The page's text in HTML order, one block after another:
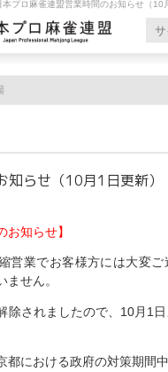
本プロ麻雀連盟営業時間のお知らせ（
知らせ（10月1日更新）
お知らせ】
営業でお客様方には大変ご
ません。
除されましたので、10月1
都における政府の対策期間